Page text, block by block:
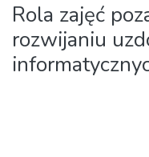
Rola zajęć
rozwijaniu